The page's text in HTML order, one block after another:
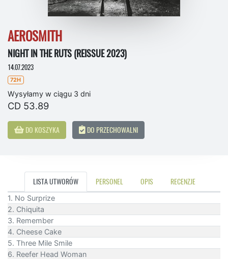
AEROSMITH
NIGHT IN THE RUTS (REISSUE 2023)
14.07.2023
72H
Wysyłamy w ciągu 3 dni
CD 53.89
DO KOSZYKA DO PRZECHOWALNI
LISTA UTWORÓW PERSONEL OPIS RECENZJE
1. No Surprize
2. Chiquita
3. Remember
4. Cheese Cake
5. Three Mile Smile
6. Reefer Head Woman